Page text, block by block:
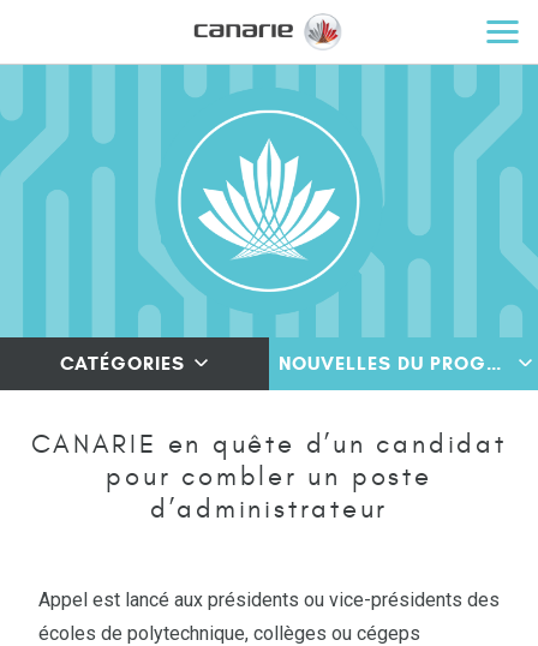
CATÉGORIES NOUVELLES DU PROGRAMME
CANARIE en quête d’un candidat
pour combler un poste
d’administrateur
Appel est lancé aux présidents ou vice-présidents des
écoles de polytechnique, collèges ou cégeps